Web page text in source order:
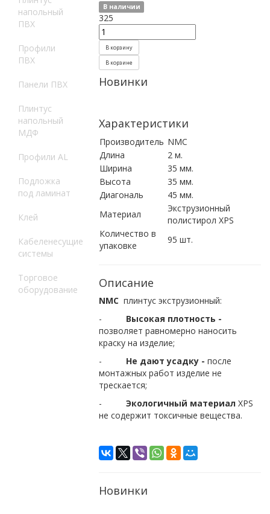
напольный
ПВХ
Профили
ПВХ
Панели ПВХ
Плинтус
напольный
МДФ
Профили AL
Подложка
под ламинат
Клей
Кабеленесущие
системы
Торговое
оборудование
В наличии
325
В корзину
В корзине
Новинки
Характеристики
Производитель NMC
Длина
2 м.
Ширина
35 мм.
Высота
35 мм.
Диагональ
45 мм.
Материал
Экструзионный
полистирол XPS
Количество в
упаковке
95 шт.
Описание
NMCплинтус экструзионный:
- Высокая плотность -
позволяет равномерно наносить
краску на изделие;
- Не дают усадку -после
монтажных работ изделие не
трескается;
-Экологичный материал XPS
не содержит токсичные вещества.
Новинки